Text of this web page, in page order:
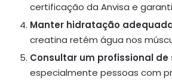
certificação da Anvisa e
Manter hidratação
creatina retém água nos
Consultar um profissional de
especialmente pessoas com